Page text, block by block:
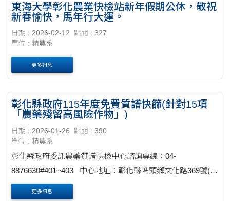
東海大學彰化農業快檢站新年假期公休，敬祝
新春愉快，馬年行大運。
日期 : 2026-02-12
點閱 : 327
單位 : 精農系
更多訊息
彰化縣政府115年度免費質譜快篩(針對15項
「農藥殘留高風險作物」)
日期 : 2026-01-26
點閱 : 390
單位 : 精農系
彰化縣政府委託農藥質譜快檢中心諮詢專線：04-
8876630#401~403 中心地址：彰化縣埤頭鄉文化路369號(埤
頭校區寒梅大樓2樓209實驗室)
更多訊息